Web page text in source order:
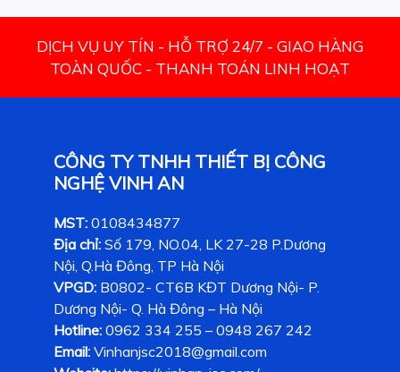
DỊCH VỤ UY TÍN - HỖ TRỢ 24/7 - GIAO HÀNG
TOÀN QUỐC - THANH TOÁN LINH HOẠT
CÔNG TY TNHH THIẾT BỊ CÔNG
NGHỆ VINH AN
MST: 0108434877
Địa chỉ: Số 179, NO.04, LK 27-28 P.Dương
Nội, Q.Hà Đông, TP Hà Nội
VPGD: B0802- CT6B KĐT Dương Nội- P.
Dương Nội- Q. Hà Đông – Hà Nội
Hotline: 0962 334 255 – 0948 267 242
Email: Vinhanjsc2018@gmail.com